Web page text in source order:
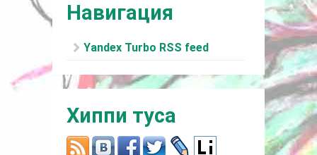
Навигация
Yandex Turbo RSS feed
Хиппи туса